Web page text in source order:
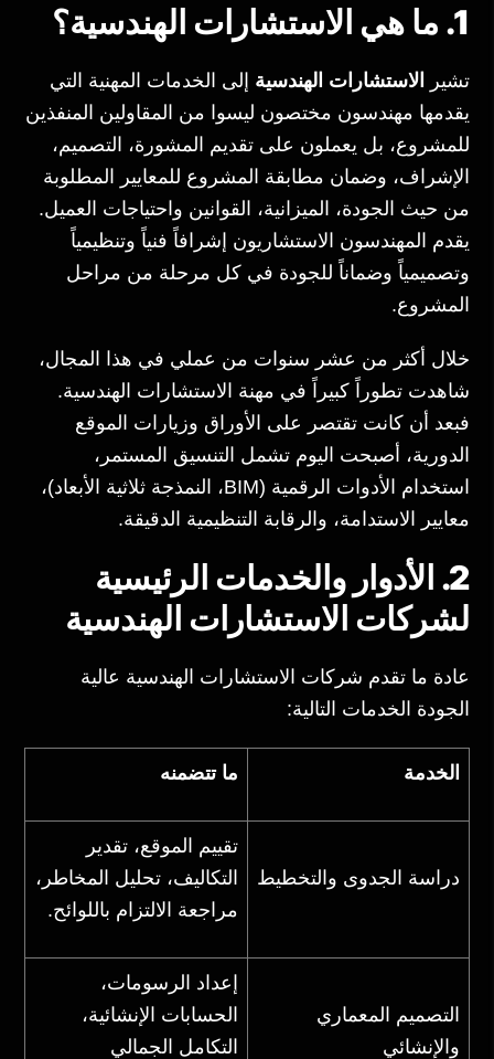
1. ما هي الاستشارات الهندسية؟
تشير الاستشارات الهندسية إلى الخدمات المهنية التي
يقدمها مهندسون مختصون ليسوا من المقاولين المنفذين
للمشروع، بل يعملون على تقديم المشورة، التصميم،
الإشراف، وضمان مطابقة المشروع للمعايير المطلوبة
من حيث الجودة، الميزانية، القوانين واحتياجات العميل.
يقدم المهندسون الاستشاريون إشرافاً فنياً وتنظيمياً
وتصميمياً وضماناً للجودة في كل مرحلة من مراحل
المشروع.
خلال أكثر من عشر سنوات من عملي في هذا المجال،
شاهدت تطوراً كبيراً في مهنة الاستشارات الهندسية.
فبعد أن كانت تقتصر على الأوراق وزيارات الموقع
الدورية، أصبحت اليوم تشمل التنسيق المستمر،
استخدام الأدوات الرقمية (BIM، النمذجة ثلاثية الأبعاد)،
معايير الاستدامة، والرقابة التنظيمية الدقيقة.
2. الأدوار والخدمات الرئيسية
لشركات الاستشارات الهندسية
عادة ما تقدم شركات الاستشارات الهندسية عالية
الجودة الخدمات التالية:
الخدمة ما تتضمنه
دراسة الجدوى والتخطيط
تقييم الموقع، تقدير
التكاليف، تحليل المخاطر،
مراجعة الالتزام باللوائح.
التصميم المعماري
والإنشائي
إعداد الرسومات،
الحسابات الإنشائية،
التكامل الجمالي